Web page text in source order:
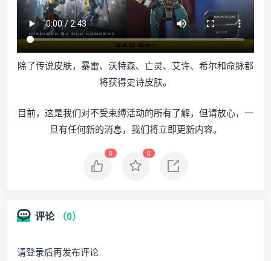
除了传说皮肤，暴雷、沃特森、亡灵、艾许、希尔和命脉都
将获得史诗皮肤。
目前，这是我们对不受束缚活动的所有了解，但请放心，一
旦有任何新的消息，我们将立即更新内容。
0 0
评论 （0）
请登录后再发布评论